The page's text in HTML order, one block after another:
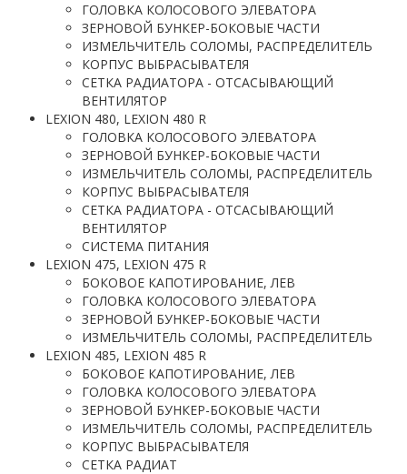
ГОЛОВКА КОЛОСОВОГО ЭЛЕВАТОРА
ЗЕРНОВОЙ БУНКЕР-БОКОВЫЕ ЧАСТИ
ИЗМЕЛЬЧИТЕЛЬ СОЛОМЫ, РАСПРЕДЕЛИТЕЛЬ
КОРПУС ВЫБРАСЫВАТЕЛЯ
СЕТКА РАДИАТОРА - ОТСАСЫВАЮЩИЙ
ВЕНТИЛЯТОР
LEXION 480, LEXION 480 R
ГОЛОВКА КОЛОСОВОГО ЭЛЕВАТОРА
ЗЕРНОВОЙ БУНКЕР-БОКОВЫЕ ЧАСТИ
ИЗМЕЛЬЧИТЕЛЬ СОЛОМЫ, РАСПРЕДЕЛИТЕЛЬ
КОРПУС ВЫБРАСЫВАТЕЛЯ
СЕТКА РАДИАТОРА - ОТСАСЫВАЮЩИЙ
ВЕНТИЛЯТОР
СИСТЕМА ПИТАНИЯ
LEXION 475, LEXION 475 R
БОКОВОЕ КАПОТИРОВАНИЕ, ЛЕВ
ГОЛОВКА КОЛОСОВОГО ЭЛЕВАТОРА
ЗЕРНОВОЙ БУНКЕР-БОКОВЫЕ ЧАСТИ
ИЗМЕЛЬЧИТЕЛЬ СОЛОМЫ, РАСПРЕДЕЛИТЕЛЬ
LEXION 485, LEXION 485 R
БОКОВОЕ КАПОТИРОВАНИЕ, ЛЕВ
ГОЛОВКА КОЛОСОВОГО ЭЛЕВАТОРА
ЗЕРНОВОЙ БУНКЕР-БОКОВЫЕ ЧАСТИ
ИЗМЕЛЬЧИТЕЛЬ СОЛОМЫ, РАСПРЕДЕЛИТЕЛЬ
КОРПУС ВЫБРАСЫВАТЕЛЯ
СЕТКА РАДИАТ